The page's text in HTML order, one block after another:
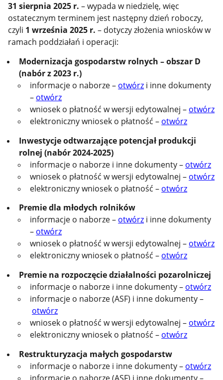
31 sierpnia 2025 r.– wypada w niedzielę, więc
ostatecznym terminem jest następny dzień roboczy,
czyli 1 września 2025 r.– dotyczy złożenia wniosków w
ramach poddziałań i operacji:
Modernizacja gospodarstw rolnych – obszar D
(nabór z 2023 r.)
informacje o naborze – otwórz i inne dokumenty
– otwórz
wniosek o płatność w wersji edytowalnej – otwórz
elektroniczny wniosek o płatność – otwórz
Inwestycje odtwarzające potencjał produkcji
rolnej (nabór 2024-2025)
informacje o naborze i inne dokumenty – otwórz
wniosek o płatność w wersji edytowalnej – otwórz
elektroniczny wniosek o płatność – otwórz
Premie dla młodych rolników
informacje o naborze – otwórz i inne dokumenty
– otwórz
wniosek o płatność w wersji edytowalnej – otwórz
elektroniczny wniosek o płatność – otwórz
Premie na rozpoczęcie działalności pozarolniczej
informacje o naborze i inne dokumenty – otwórz
informacje o naborze (ASF) i inne dokumenty –
otwórz
wniosek o płatność w wersji edytowalnej – otwórz
elektroniczny wniosek o płatność – otwórz
Restrukturyzacja małych gospodarstw
informacje o naborze i inne dokumenty – otwórz